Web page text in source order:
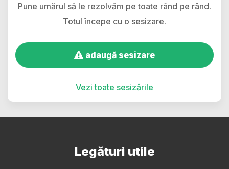
Pune umărul să le rezolvăm pe toate rând pe rând.
Totul începe cu o sesizare.
adaugă sesizare
Vezi toate sesizările
Legături utile